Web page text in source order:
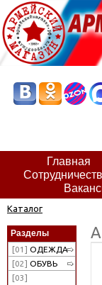
Главная
Каталог
Разделы
[01] ОДЕЖДА
[02] ОБУВЬ
[03]